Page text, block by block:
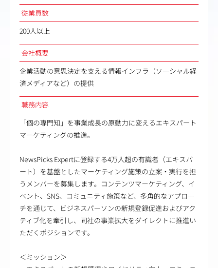
従業員数
200人以上
会社概要
企業活動の意思決定を支える情報インフラ（ソーシャル経
済メディアなど）の提供
職務内容
「個の専門知」を事業成長の原動力に変えるエキスパート
マーケティングの推進。
NewsPicks Expertに登録する4万人超の有識者（エキスパ
ート）を基盤としたマーケティング施策の立案・実行を担
うメンバーを募集します。コンテンツマーケティング、イ
ベント、SNS、コミュニティ施策など、多角的なアプロー
チを通じて、ビジネスパーソンの新規登録促進およびアク
ティブ化を牽引し、同社の事業拡大をダイレクトに推進い
ただくポジションです。
＜ミッション＞